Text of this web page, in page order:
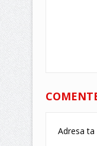
Adresa ta